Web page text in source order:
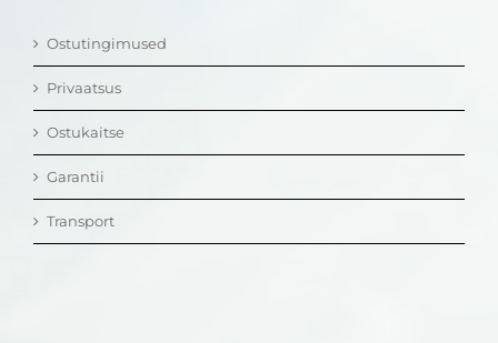
Ostutingimused
Privaatsus
Ostukaitse
Garantii
Transport